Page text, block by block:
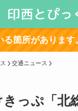
ります。順次メ
交通ニュース
っぷ「北